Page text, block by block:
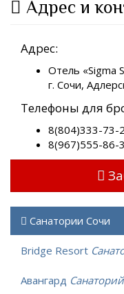
Адрес и
Адрес:
Отель «Sigma
г. Сочи,
Телефоны для
8(804)333-73-
8(967)555-86-
Санатории Сочи
Bridge Resort
Авангард Санаторий